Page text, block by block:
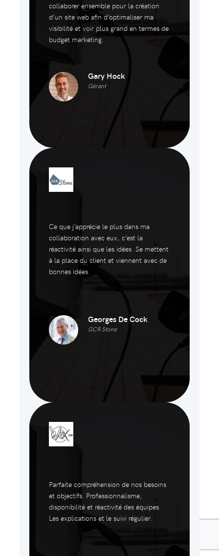
collaborer ensemble pour la création
d’un site web afin d’optimaliser ma
visibilité et voir plus grand en termes de
budget marketing.
Gary Hock
Gérant
Ce que j’apprécie le plus dans ma
collaboration avec eux, c’est la
réactivité ainsi que les idées. Se mettent
à la place du client et viennent avec de
bonnes idées.
Georges De Cock
GCR Stone
Parfaite compréhension de nos besoins
et objectifs. Professionnalisme,
disponibilité et réactivité des équipes.
Les explications et le suivi régulier.